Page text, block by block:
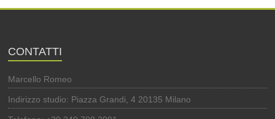
CONTATTI
Marcello Romeo
Indirizzo studio: Piazza Grandi, 4 20135 Milano